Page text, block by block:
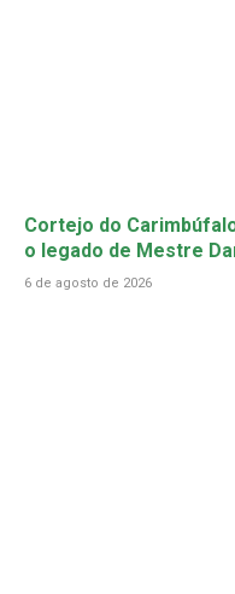
Cortejo do
o legado de Mestre
6 de agosto de 2026